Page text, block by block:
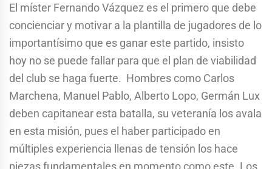
El míster Fernando Vázquez es el primero que debe
concienciar y motivar a la plantilla de jugadores de lo
importantísimo que es ganar este partido, insisto
hoy no se puede fallar para que el plan de viabilidad
del club se haga fuerte. Hombres como Carlos
Marchena, Manuel Pablo, Alberto Lopo, Germán Lux
deben capitanear esta batalla, su veteranía los avala
en esta misión, pues el haber participado en
múltiples experiencia llenas de tensión los hace
piezas fundamentales en momento como este. Los